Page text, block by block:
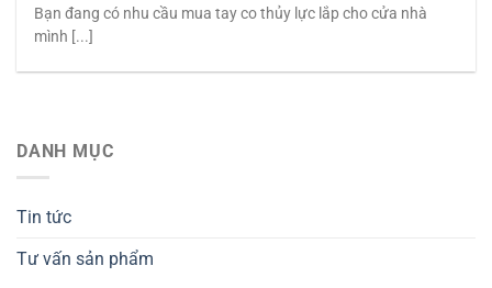
Bạn đang có nhu cầu mua tay co thủy lực lắp cho cửa nhà
mình [...]
DANH MỤC
Tin tức
Tư vấn sản phẩm